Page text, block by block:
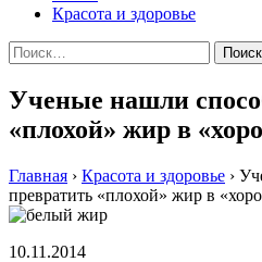
Красота и здоровье
Найти:
Ученые нашли
«плохой» жир в
Главная › Красота и здоровье ›
превратить «плохой» жир в
10.11.2014